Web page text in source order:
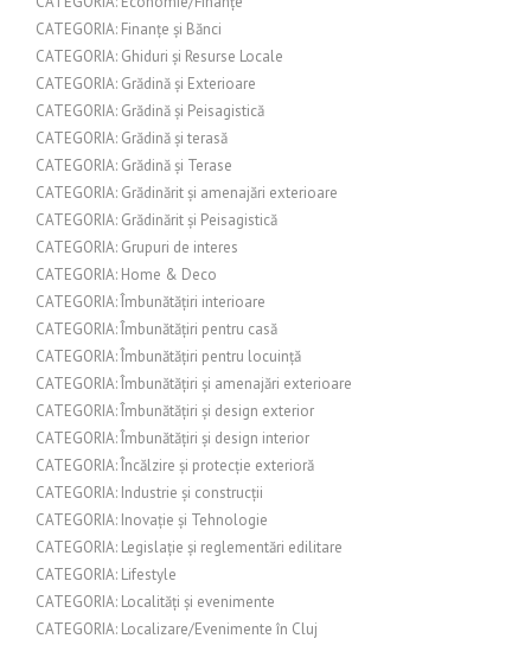
CATEGORIA: Finanțe și Bănci
CATEGORIA: Ghiduri și Resurse Locale
CATEGORIA: Grădină și Exterioare
CATEGORIA: Grădină și Peisagistică
CATEGORIA: Grădină și terasă
CATEGORIA: Grădină și Terase
CATEGORIA: Grădinărit și amenajări exterioare
CATEGORIA: Grădinărit și Peisagistică
CATEGORIA: Grupuri de interes
CATEGORIA: Home & Deco
CATEGORIA: Îmbunătățiri interioare
CATEGORIA: Îmbunătățiri pentru casă
CATEGORIA: Îmbunătățiri pentru locuință
CATEGORIA: Îmbunătățiri și amenajări exterioare
CATEGORIA: Îmbunătățiri și design exterior
CATEGORIA: Îmbunătățiri și design interior
CATEGORIA: Încălzire și protecție exterioră
CATEGORIA: Industrie și construcții
CATEGORIA: Inovație și Tehnologie
CATEGORIA: Legislație și reglementări edilitare
CATEGORIA: Lifestyle
CATEGORIA: Localități și evenimente
CATEGORIA: Localizare/Evenimente în Cluj